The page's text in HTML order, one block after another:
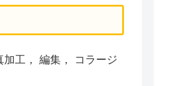
工， 編集， コラージ